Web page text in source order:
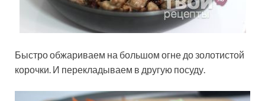
Быстро обжариваем на большом огне до золотистой
корочки. И перекладываем в другую посуду.